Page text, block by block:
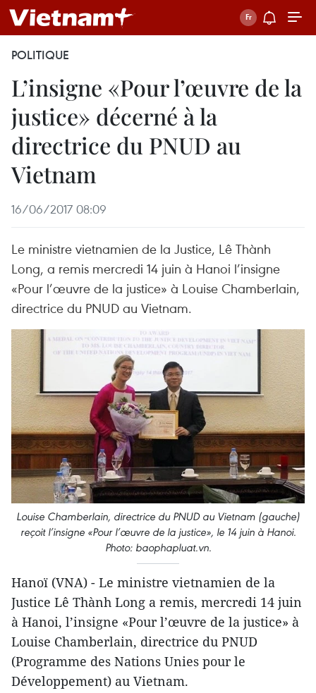
POLITIQUE
L’insigne «Pour l’œuvre de la
justice» décerné à la
directrice du PNUD au
Vietnam
16/06/2017 08:09
Le ministre vietnamien de la Justice, Lê Thành
Long, a remis mercredi 14 juin à Hanoi l’insigne
«Pour l’œuvre de la justice» à Louise Chamberlain,
directrice du PNUD au Vietnam.
Louise Chamberlain, directrice du PNUD au Vietnam (gauche)
reçoit l’insigne «Pour l’œuvre de la justice», le 14 juin à Hanoi.
Photo: baophapluat.vn.
Hanoï (VNA) - Le ministre vietnamien de la
Justice Lê Thành Long a remis, mercredi 14 juin
à Hanoi, l’insigne «Pour l’œuvre de la justice» à
Louise Chamberlain, directrice du PNUD
(Programme des Nations Unies pour le
Développement) au Vietnam.